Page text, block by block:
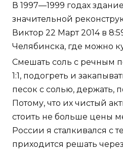
В 1997—1999 годах
значительной
Виктор 22 Март 2014 в
Челябинска, где можно
Смешать соль с речным
1:1, подогреть и
песок с солью, держать,
Потому, что их чистый
стоить не больше цены
России я сталкивался с
приходится решать